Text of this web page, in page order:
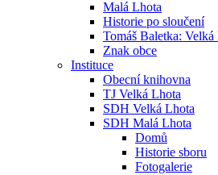
Malá Lhota
Historie po sloučení
Tomáš Baletka: Velká
Znak obce
Instituce
Obecní knihovna
TJ Velká Lhota
SDH Velká Lhota
SDH Malá Lhota
Domů
Historie sboru
Fotogalerie